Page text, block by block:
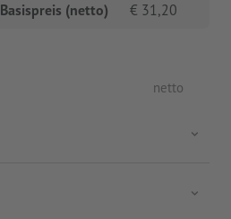
Basispreis (netto) € 31,20
netto